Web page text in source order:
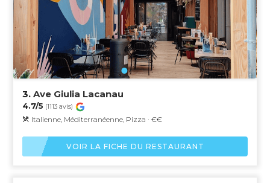
3.Ave Giulia Lacanau
4.7/5 (1113 avis)
Italienne, Méditerranéenne, Pizza · €€
VOIR LA FICHE DU RESTAURANT